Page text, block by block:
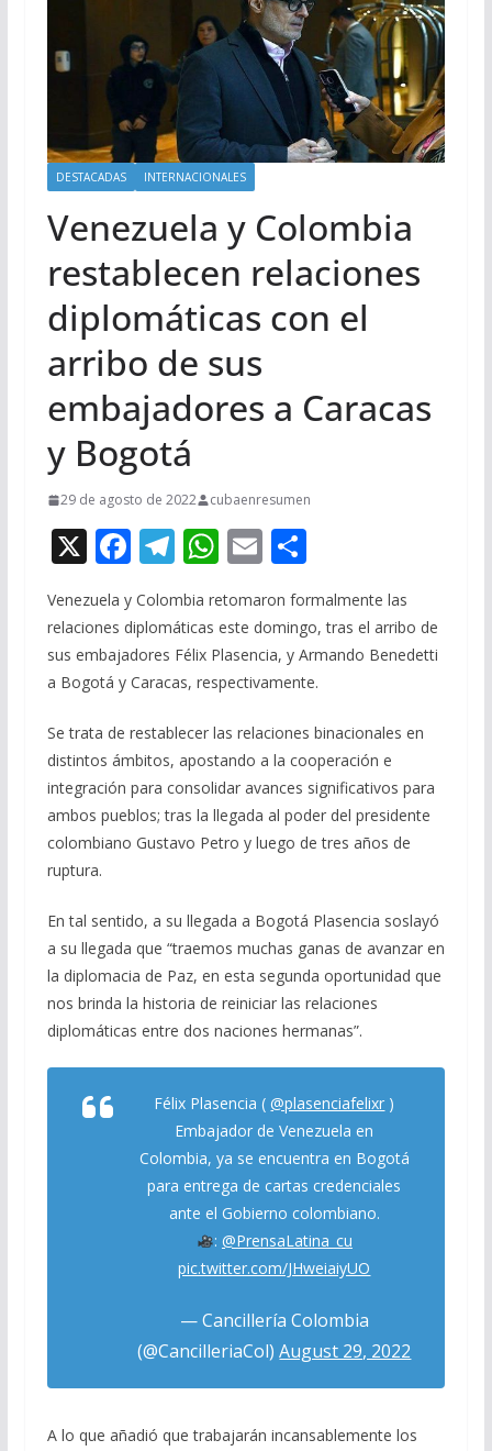
DESTACADAS INTERNACIONALES
Venezuela y Colombia
restablecen relaciones
diplomáticas con el
arribo de sus
embajadores a Caracas
y Bogotá
29 de agosto de 2022 cubaenresumen
X F
ac
e
b
o
o
k
T
el
e
gr
a
m
W
at
s
A
p
p
E
m
ai
l
C
m
p
ar
ti
r
Venezuela y Colombia retomaron formalmente las
relaciones diplomáticas este domingo, tras el arribo de
sus embajadores Félix Plasencia, y Armando Benedetti
a Bogotá y Caracas, respectivamente.
Se trata de restablecer las relaciones binacionales en
distintos ámbitos, apostando a la cooperación e
integración para consolidar avances significativos para
ambos pueblos; tras la llegada al poder del presidente
colombiano Gustavo Petro y luego de tres años de
ruptura.
En tal sentido, a su llegada a Bogotá Plasencia soslayó
a su llegada que “traemos muchas ganas de avanzar en
la diplomacia de Paz, en esta segunda oportunidad que
nos brinda la historia de reiniciar las relaciones
diplomáticas entre dos naciones hermanas”.
Félix Plasencia (@plasenciafelixr )
Embajador de Venezuela en
Colombia, ya se encuentra en Bogotá
para entrega de cartas credenciales
ante el Gobierno colombiano.
: @PrensaLatina_cu
pic.twitter.com/JHweiaiyUO
— Cancillería Colombia
(@CancilleriaCol)August 29, 2022
A lo que añadió que trabajarán incansablemente los